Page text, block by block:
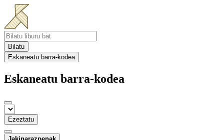
Bilatu
Eskaneatu barra-kodea
Eskaneatu barra-kodea
Ezeztatu